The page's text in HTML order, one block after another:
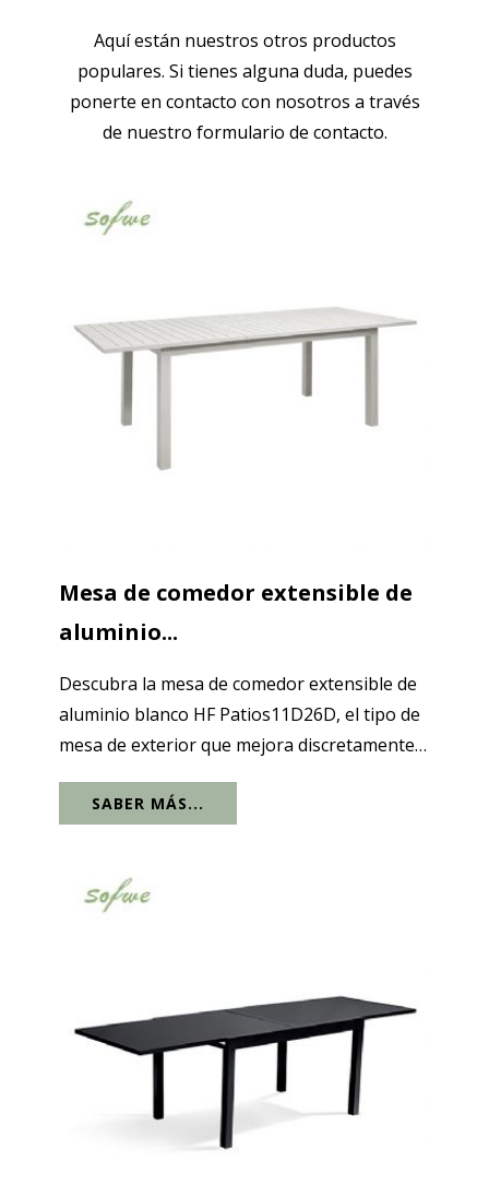
Aquí están nuestros otros productos
populares. Si tienes alguna duda, puedes
ponerte en contacto con nosotros a través
de nuestro formulario de contacto.
Mesa de comedor extensible de
aluminio...
Descubra la mesa de comedor extensible de
aluminio blanco HF Patios11D26D, el tipo de
mesa de exterior que mejora discretamente
junto a la piscina. En su configuración diaria,
SABER MÁS...